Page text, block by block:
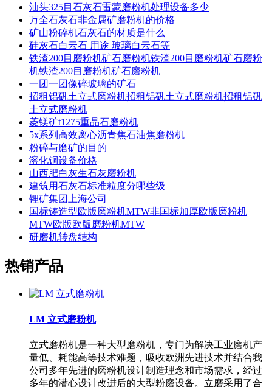
汕头325目石灰石雷蒙磨粉机处理设备多少
万全石灰石非金属矿磨粉机的价格
矿山粉碎机石灰石的材质是什么
硅灰石白云石 用途 玻璃白云石等
铁渣200目磨粉机矿石磨粉机铁渣200目磨粉机矿石磨粉
机铁渣200目磨粉机矿石磨粉机
一团一团像碎玻璃的矿石
招租铝矾土立式磨粉机招租铝矾土立式磨粉机招租铝矾
土立式磨粉机
菱镁矿t1275重晶石磨粉机
5x系列高效离心沥青焦石油焦磨粉机
粉碎与磨矿的目的
溶化铜设备价格
山西肥白灰生石灰磨粉机
建筑用石灰石标准粒度分哪些级
锂矿集团上海公司
国标铸造型欧版磨粉机MTW非国标加厚欧版磨粉机
MTW欧版欧版磨粉机MTW
研磨机转盘结构
热销产品
LM 立式磨粉机
立式磨粉机是一种大型磨粉机，专门为解决工业磨机产
量低、耗能高等技术难题，吸收欧洲先进技术并结合我
公司多年先进的磨粉机设计制造理念和市场需求，经过
多年的潜心设计改进后的大型粉磨设备。立磨采用了合